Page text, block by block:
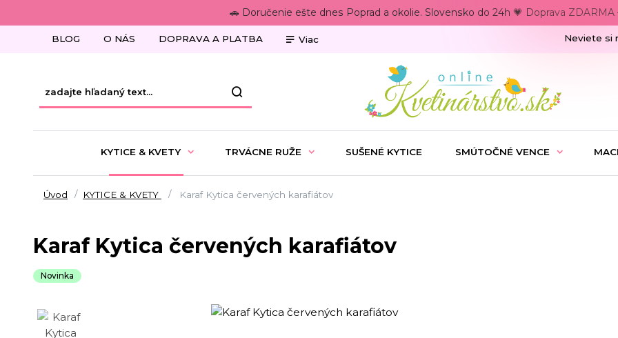
🚗 Doručenie ešte dnes Poprad a okolie. Slovensko do 24h 💗 Doprava ZDARMA
BLOG O NÁS DOPRAVA A PLATBA Viac Neviete si
KYTICE & KVETY TRVÁCNE RUŽE SUŠENÉ KYTICE SMÚTOČNÉ VENCE
Úvod KYTICE & KVETY Karaf Kytica červených karafiátov
Karaf Kytica červených karafiátov
Novinka